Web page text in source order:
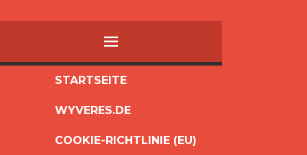
MENÜ
SPRINGEN
STARTSEITE
WYVERES.DE
COOKIE-RICHTLINIE (EU)